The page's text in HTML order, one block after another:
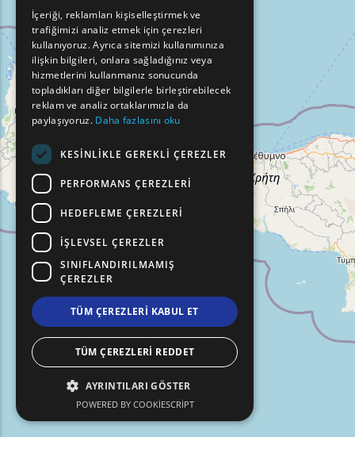
FRENCH
BULGARIAN
GERMAN
İçeriği, reklamları kişiselleştirmek ve
trafiğimizi analiz etmek için çerezleri
kullanıyoruz. Ayrıca sitemizi kullanımınıza
ilişkin bilgileri, onlara sağladığınız veya
hizmetlerini kullanmanız sonucunda
topladıkları diğer bilgilerle birleştirebilecek
reklam ve analiz ortaklarımızla da
paylaşıyoruz. Daha fazlasını oku
KESINLIKLE GEREKLI ÇEREZLER
PERFORMANS ÇEREZLERI
HEDEFLEME ÇEREZLERI
İŞLEVSEL ÇEREZLER
SINIFLANDIRILMAMIŞ
ÇEREZLER
TÜM ÇEREZLERI KABUL ET
TÜM ÇEREZLERI REDDET
AYRINTILARI GÖSTER
POWERED BY COOKIESCRIPT